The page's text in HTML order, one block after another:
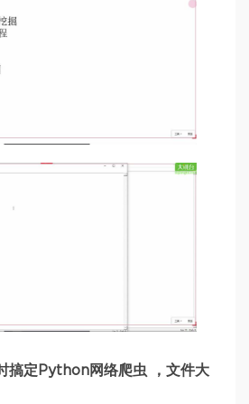
搞定Python网络爬虫 ，文件大